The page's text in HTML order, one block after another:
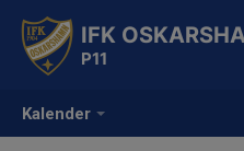
Kalender
IFK
P11